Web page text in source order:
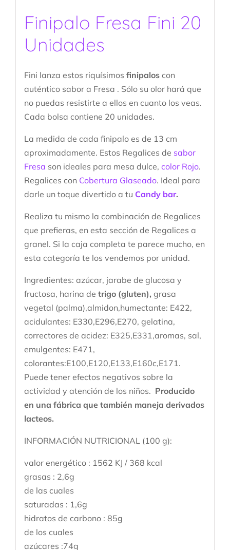
Finipalo Fresa Fini 20
Unidades
Fini lanza estos riquísimos finipaloscon
auténtico sabor a Fresa . Sólo su olor hará que
no puedas resistirte a ellos en cuanto los veas.
Cada bolsa contiene 20 unidades.
La medida de cada finipalo es de 13 cm
aproximadamente. Estos Regalices de sabor
Fresa son ideales para mesa dulce, color Rojo.
Regalices con Cobertura Glaseado. Ideal para
darle un toque divertido a tu Candy bar.
Realiza tu mismo la combinación de Regalices
que prefieras, en esta sección de Regalices a
granel. Si la caja completa te parece mucho, en
esta categoría te los vendemos por unidad.
Ingredientes: azúcar, jarabe de glucosa y
fructosa, harina de trigo (gluten), grasa
vegetal (palma),almidon,humectante: E422,
acidulantes: E330,E296,E270, gelatina,
correctores de acidez: E325,E331,aromas, sal,
emulgentes: E471,
colorantes:E100,E120,E133,E160c,E171.
Puede tener efectos negativos sobre la
actividad y atención de los niños. Producido
en una fábrica que también maneja derivados
lacteos.
INFORMACIÓN NUTRICIONAL (100 g):
valor energético : 1562 KJ / 368 kcal
grasas : 2,6g
de las cuales
saturadas : 1,6g
hidratos de carbono : 85g
de los cuales
azúcares :74g